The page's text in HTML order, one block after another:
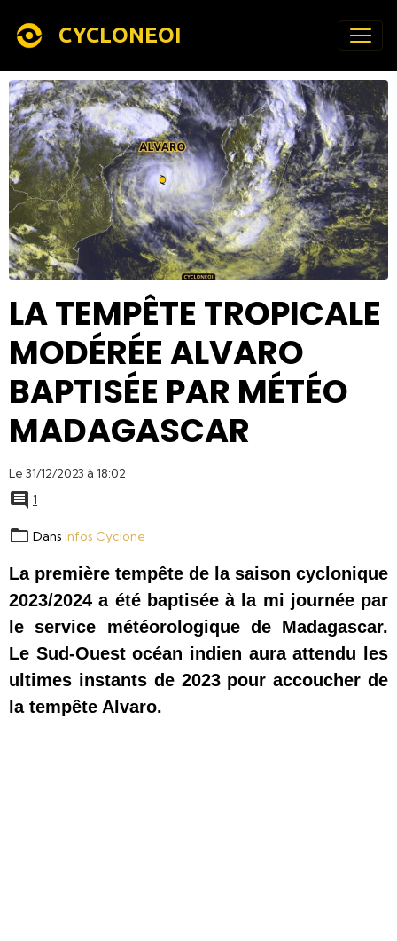
CYCLONEOI
LA TEMPÊTE TROPICALE
MODÉRÉE ALVARO
BAPTISÉE PAR MÉTÉO
MADAGASCAR
Le 31/12/2023 à 18:02
1
Dans Infos Cyclone
La première tempête de la saison cyclonique
2023/2024 a été baptisée à la mi journée par
le service météorologique de Madagascar.
Le Sud-Ouest océan indien aura attendu les
ultimes instants de 2023 pour accoucher de
la tempête Alvaro.